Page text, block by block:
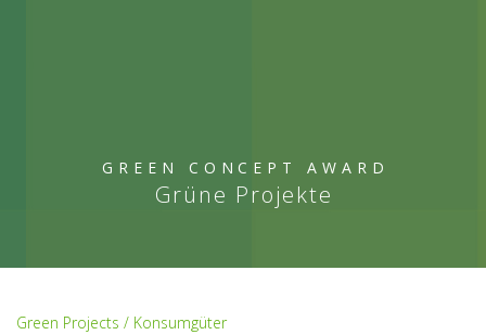
GREEN CONCEPT AWARD
Grüne Projekte
Green Projects / Konsumgüter